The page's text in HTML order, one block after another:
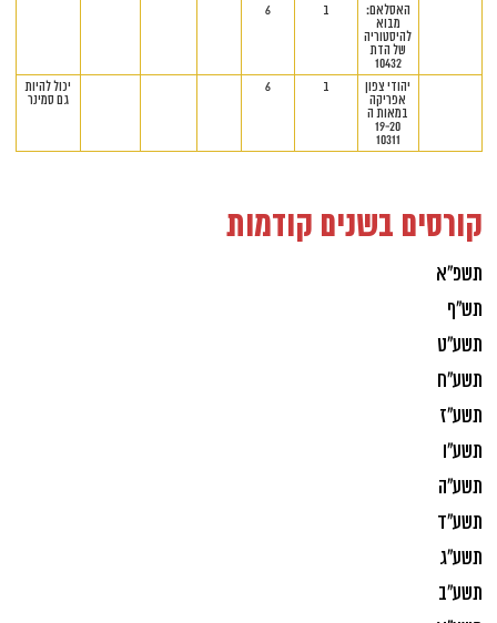
האסלאם:
מבוא
להיסטוריה
של הדת
10432
ב 6
יהודי צפון
אפריקה
במאות ה
19-20
10311
ב 6
יכול להיות
גם סמינר
קורסים בשנים קודמות
תשפ"א
תש"ף
תשע"ט
תשע"ח
תשע"ז
תשע"ו
תשע"ה
תשע"ד
תשע"ג
תשע"ב